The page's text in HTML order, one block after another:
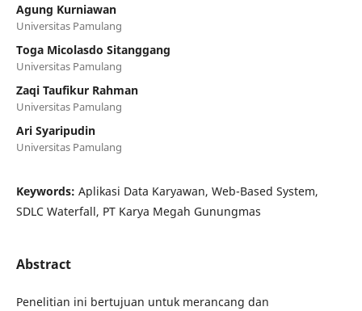
Agung Kurniawan
Universitas Pamulang
Toga Micolasdo Sitanggang
Universitas Pamulang
Zaqi Taufikur Rahman
Universitas Pamulang
Ari Syaripudin
Universitas Pamulang
Keywords: Aplikasi Data Karyawan, Web-Based System,
SDLC Waterfall, PT Karya Megah Gunungmas
Abstract
Penelitian ini bertujuan untuk merancang dan